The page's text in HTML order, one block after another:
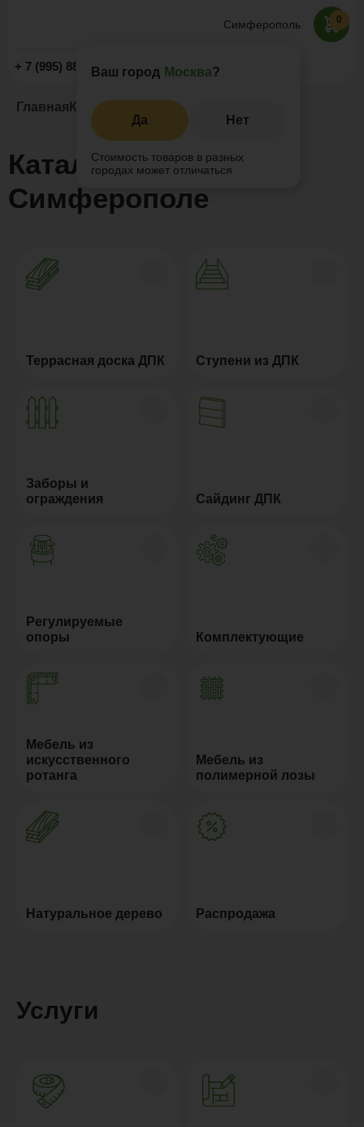
Симферополь
Ваш город Москва?
Да Нет
Стоимость товаров в разных
городах может отличаться
+ 7 (995) 888-77-00 Заказать звонок
0
Главная Каталог
Каталог ДПК в
Симферополе
Террасная доска ДПК Ступени из ДПК
Заборы и
ограждения
Сайдинг ДПК
Регулируемые
опоры
Комплектующие
Мебель из
искусственного
ротанга
Мебель из
полимерной лозы
Натуральное дерево Распродажа
Услуги